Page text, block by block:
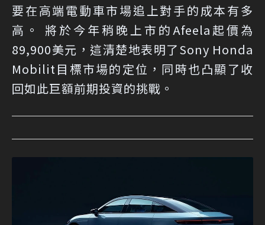
要在高端電動車市場追上對手的成本有多
高。 將於今年稍晚上市的Afeela起價為
89,900美元，這清楚地表明了Sony Honda
Mobilit目標市場的定位，同時也凸顯了收
回如此巨額前期投資的挑戰。